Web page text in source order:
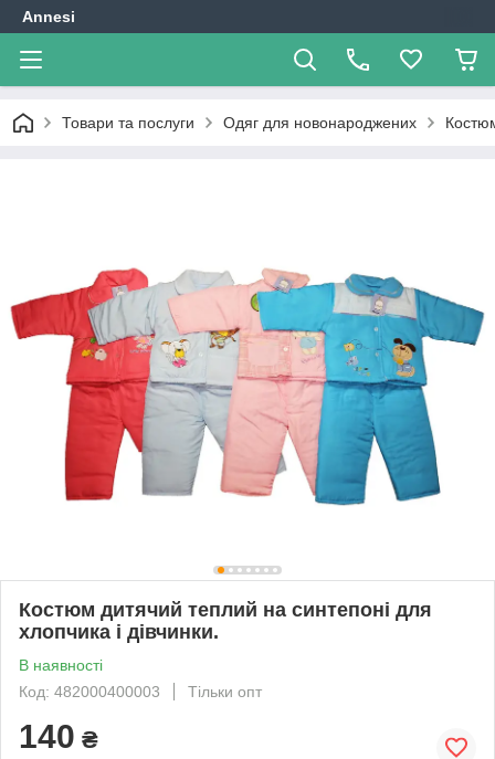
Annesi
Товари та послуги Одяг для новонароджених
Костюм дитячий теплий на синтепоні для
хлопчика і дівчинки.
В наявності
Код: 482000400003
Тільки опт
140 ₴